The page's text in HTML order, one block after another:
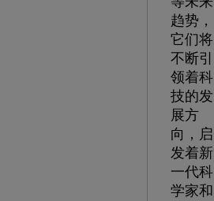
趋势，
它们将
不断引
领着科
技的发
展方
向，启
发着新
一代科
学家和